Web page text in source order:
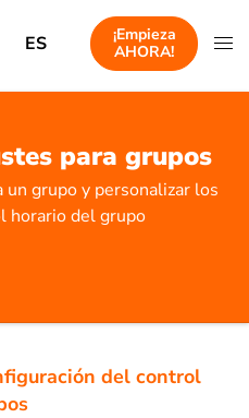
ES
¡Empieza
AHORA!
para grupos
un grupo y personalizar los
horario del grupo
del control